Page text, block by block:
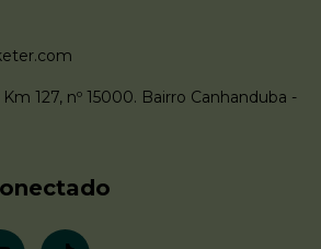
127, nº 15000. Bairro Canhanduba -